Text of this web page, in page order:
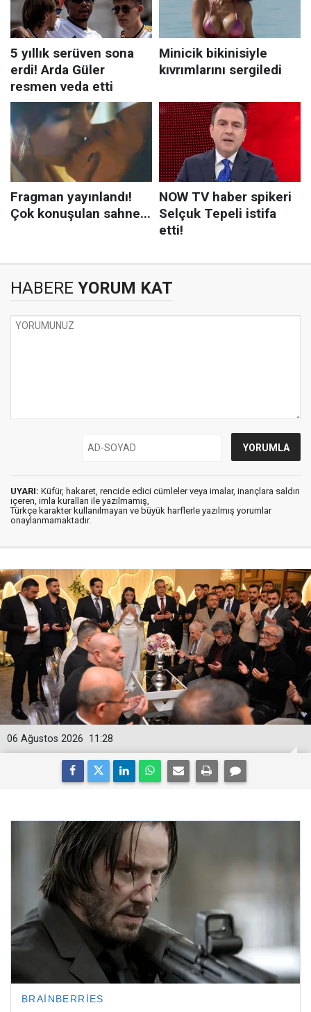
HABERE YORUM KAT
UYARI: Küfür, hakaret, rencide edici cümleler veya imalar, inançlara saldırı
içeren, imla kuralları ile yazılmamış,
Türkçe karakter kullanılmayan ve büyük harflerle yazılmış yorumlar
onaylanmamaktadır.
11:28
06 Ağustos 2026